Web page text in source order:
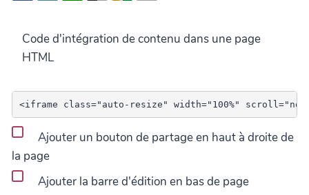
Code d'intégration de contenu dans une page
HTML
Ajouter un bouton de partage en haut à droite de
la page
Ajouter la barre d'édition en bas de page